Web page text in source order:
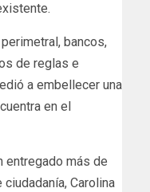
bancos,
de reglas e
a embellecer una
en el
entregado más de
Carolina